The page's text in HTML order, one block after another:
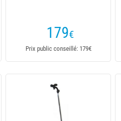
179€
Prix public conseillé: 179€